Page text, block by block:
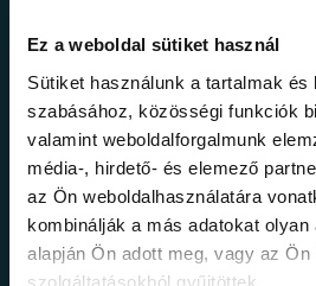
Ez a weboldal sütiket használ
Sütiket használunk a tartalmak
szabásához, közösségi funkciók
valamint weboldalforgalmunk
média-, hirdető- és elemező
az Ön weboldalhasználatára
kombinálják a más adatokat olyan
alapján Ön adott meg, vagy az
szolgáltatásokból gyűjtöttek.
Ne maradj
legfrissebb
Értesülj elsőként legújabb
legfrissebb híreinkről és
promócióinkról.